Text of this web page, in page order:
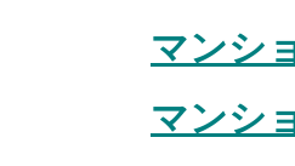
マンシ
マンシ